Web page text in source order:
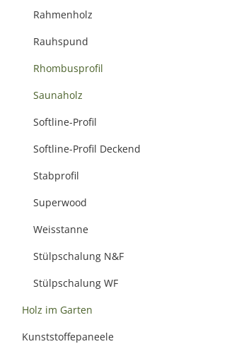
Rahmenholz
Rauhspund
Rhombusprofil
Saunaholz
Softline-Profil
Softline-Profil Deckend
Stabprofil
Superwood
Weisstanne
Stülpschalung N&F
Stülpschalung WF
Holz im Garten
Kunststoffepaneele